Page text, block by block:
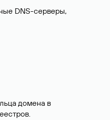
DNS-серверы,
домена в